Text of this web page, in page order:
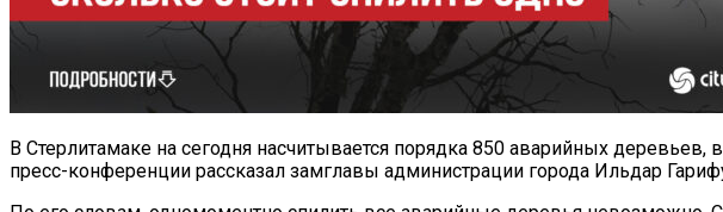
В Стерлитамаке на сегодня насчитывается порядка 850 аварийных
пресс-конференции рассказал замглавы администрации города Ильдар